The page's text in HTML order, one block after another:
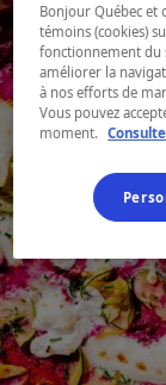
Bonjour Québec et
témoins (cookies)
fonctionnement du
améliorer la
à nos efforts de
Vous pouvez
moment.